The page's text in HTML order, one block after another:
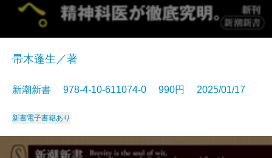
帚木蓬生／著
新潮新書 978-4-10-611074-0 990円 2025/01/17
新書電子書籍あり